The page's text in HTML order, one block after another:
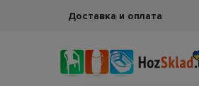
Доставка и оплата